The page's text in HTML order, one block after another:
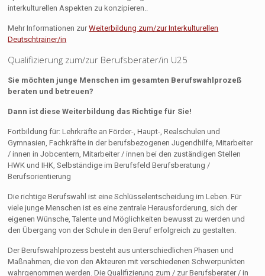
interkulturellen Aspekten zu konzipieren..
Mehr Informationen zurWeiterbildung zum/zur Interkulturellen
Deutschtrainer/in
Qualifizierung zum/zur Berufsberater/in U25
Sie möchten junge Menschen im gesamten Berufswahlprozeß
beraten und betreuen?
Dann ist diese Weiterbildung das Richtige für Sie!
Fortbildung für: Lehrkräfte an Förder-, Haupt-, Realschulen und
Gymnasien, Fachkräfte in der berufsbezogenen Jugendhilfe, Mitarbeiter
/ innen in Jobcentern, Mitarbeiter / innen bei den zuständigen Stellen
HWK und IHK, Selbständige im Berufsfeld Berufsberatung /
Berufsorientierung
Die richtige Berufswahl ist eine Schlüsselentscheidung im Leben. Für
viele junge Menschen ist es eine zentrale Herausforderung, sich der
eigenen Wünsche, Talente und Möglichkeiten bewusst zu werden und
den Übergang von der Schule in den Beruf erfolgreich zu gestalten.
Der Berufswahlprozess besteht aus unterschiedlichen Phasen und
Maßnahmen, die von den Akteuren mit verschiedenen Schwerpunkten
wahrgenommen werden. Die Qualifizierung zum / zur Berufsberater / in